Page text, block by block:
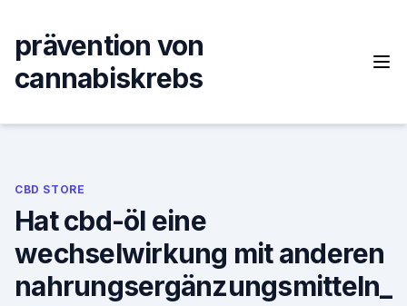
content
prävention von
cannabiskrebs
CBD STORE
Hat cbd-öl eine
wechselwirkung mit anderen
nahrungsergänzungsmitteln_